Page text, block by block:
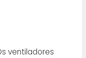
ventiladores